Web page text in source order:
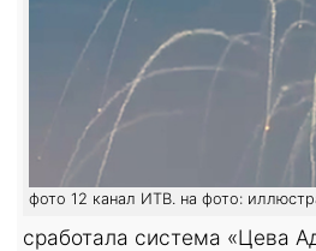
фото 12 канал ИТВ. на фото:
сработала система «Цева